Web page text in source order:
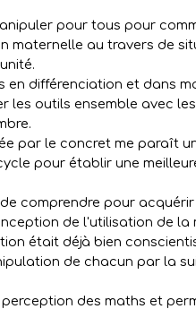
pour tous pour
maternelle au travers de
en différenciation et dans
les outils ensemble avec
par le concret me paraît
pour établir une
comprendre pour
de l'utilisation de
était déjà bien
de chacun par la
des maths et